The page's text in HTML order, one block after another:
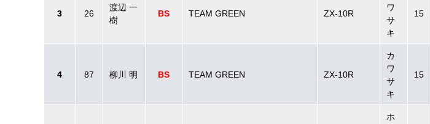
3 26
渡辺 一
樹
BS TEAM GREEN ZX-10R
ワ
サ
キ
15
4 87 柳川 明 BS TEAM GREEN ZX-10R
カ
ワ
サ
キ
15
ホ